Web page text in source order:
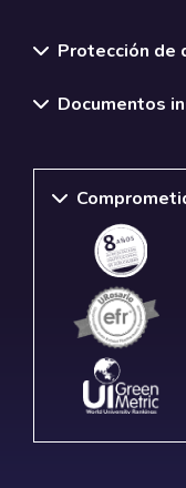
Protección de
Documentos